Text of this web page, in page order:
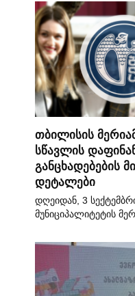
თბილისის
სწავლის
განცხადებების
დეტალები
დღეიდან, 3
მუნიციპალიტეტის